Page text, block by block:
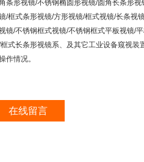
条形视镜/不锈钢椭圆形视镜/圆角长条形
/框式条形视镜/方形视镜/框式视镜/长条视
镜/不锈钢框式视镜/不锈钢框式平板视镜/
式长条形视镜系、及其它工业设备窥视装
作情况。
在线留言